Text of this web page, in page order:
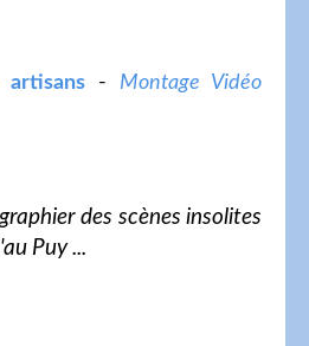
- Montage Vidéo
des scènes insolites
Puy ...